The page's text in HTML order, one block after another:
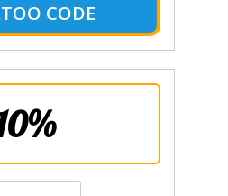
CODE